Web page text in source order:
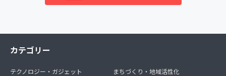
カテゴリー
テクノロジー・ガジェット
まちづくり・地域活性化